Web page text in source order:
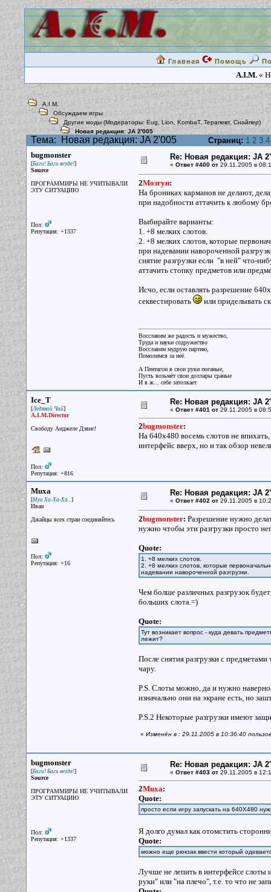
Главная Помощь
A.I.M. «
A.I.M.
Обсуждаем игры
Другие моды (Модераторы: Eug , Lion KombaT, Терапевт,Снайпер)
Новая редакция: JA 2'005
Тема: Новая редакция: JA 2'005 Страниц: 1 2 3 4
bugmonster
[Баги! Баги везде!]
Source
ПРОГРАММИРЫ НЕ УЧИТЫВАЛИ
ЭТУ СИТУАЦИЮ
Пол:
Репутация: +1337
Re: Новая редакция: JA
« Ответ #400 от29.11.2005 в
2Мозгун:
На брониках карманов не делают,
при надобности аттачить к любому
Выбирайте варианты:
1. +8 мелких слотов.
2. +8 мелких слотов, которые
при надевании навороченной
снятие разгрузки если "в ней" что-
аттачить стопку предметов или
Исчо, если оставлять разрешение
секвестировать
или приделывать
Восславим же радость и мужество,
Труда и науки содружество
Восславим мудрую партию,
Помолимся за неё.
А Пентагон в свои руки поганые,
Пусть возьмёт свои доллары сраные
И в ж... себе затолкает
Ice_T
[Ледяной Чай]
A.I.M.Director
Свободу Анджеле Дэвис!
Пол:
Репутация: +816
Re: Новая редакция: JA
« Ответ #401 от29.11.2005 в
2bugmonster:
На 640х480 восемь слотов не
интерфейс вверх, но и так обзор
Muxa
[Муа Ха-Ха-Ха...]
Иван
Джайцы всех стран соединяйтесь
Пол:
Репутация: +16
Re: Новая редакция: JA
« Ответ #402 от29.11.2005 в
2bugmonster: Разрешение нужно
нужно чтобы эти разгрузки просто
Quote:
1. +8 мелких слотов.
2. +8 мелких слотов, которые
надевании навороченной разгрузки.
Чем болше различных разгрузок
больших слота.=)
Quote:
Тут возникает вопрос - куда девать
лежит?
После снятия разгрузки с
чару.
P.S. Слоты можно, да и нужно
изначально они на экране есть, но
P.S.2 Некоторые разгрузки имеют
« Изменён в : 29.11.2005 в 10:36:40
bugmonster
[Баги! Баги везде!]
Source
ПРОГРАММИРЫ НЕ УЧИТЫВАЛИ
ЭТУ СИТУАЦИЮ
Пол:
Репутация: +1337
Re: Новая редакция: JA
« Ответ #403 от29.11.2005 в
2Muxa:
Quote:
просто если игру запускать на 640Х480
Я долго думал как отомстить
Quote:
можно еще рюкзак ввести который
Лучше не лепить в интерфейсе слоты
руки" или "на плечо", т.е. то что не